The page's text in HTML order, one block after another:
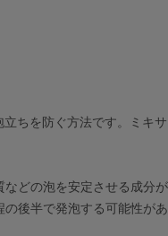
ちを防ぐ方法です。ミキ
どの泡を安定させる成分
後半で発泡する可能性があ